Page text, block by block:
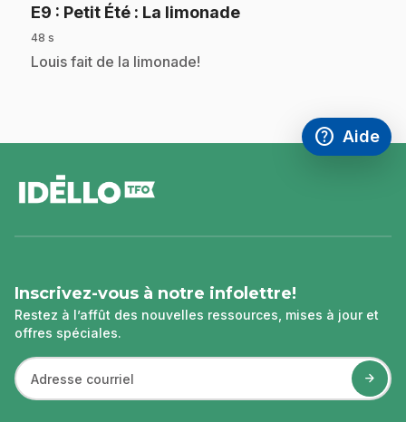
E9 : Petit Été : La limonade.
48 s
.Louis fait de la limonade!
help
Accéder à
Aide
,Ce lien
de
page
Inscrivez-vous à notre infolettre!
Restez à l’affût des nouvelles ressources, mises à jour et
offres spéciales.